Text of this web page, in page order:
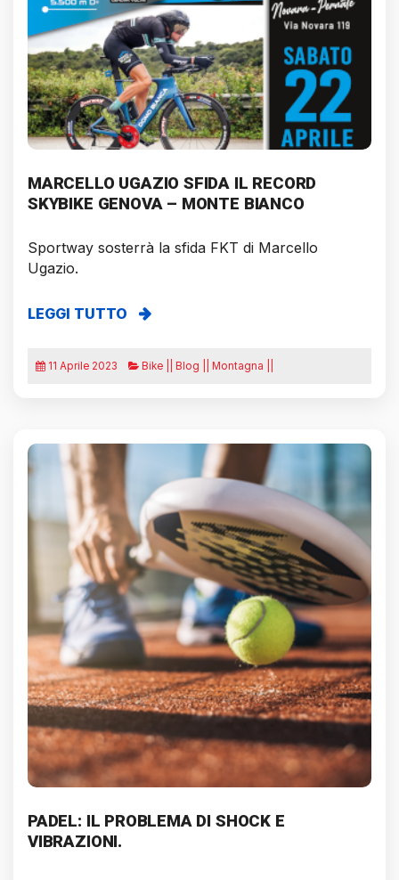
MARCELLO UGAZIO SFIDA IL RECORD
SKYBIKE GENOVA – MONTE BIANCO
Sportway sosterrà la sfida FKT di Marcello
Ugazio.
LEGGI TUTTO
11 Aprile 2023 Bike || Blog || Montagna ||
PADEL: IL PROBLEMA DI SHOCK E
VIBRAZIONI.